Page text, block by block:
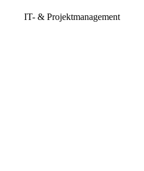
IT- & Projektmanagement